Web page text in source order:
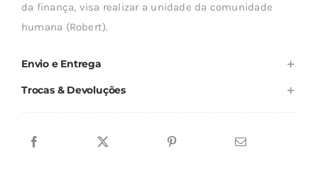
da finança, visa realizar a unidade da comunidade
humana (Robert).
Envio e Entrega
Trocas & Devoluções